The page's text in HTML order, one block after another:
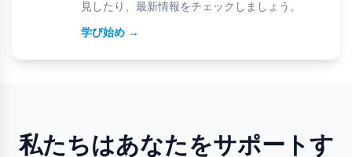
見したり、最新情報をチェックしましょう。
学び始め →
私たちはあなたをサポートす